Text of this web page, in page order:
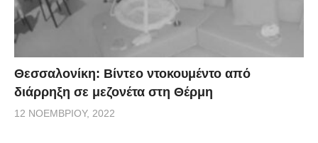
Θεσσαλονίκη: Βίντεο ντοκουμέντο από
διάρρηξη σε μεζονέτα στη Θέρμη
12 ΝΟΕΜΒΡΊΟΥ, 2022